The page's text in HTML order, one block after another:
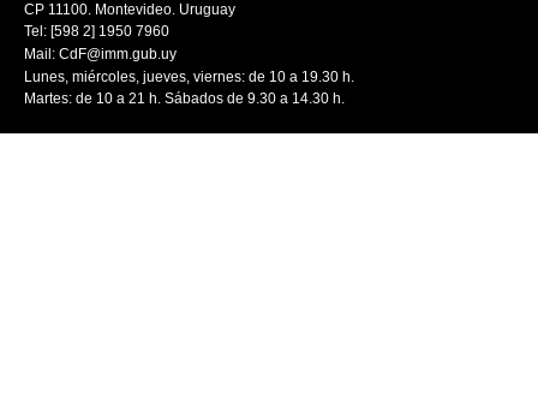
CP 11100. Montevideo. Uruguay
Tel: [598 2] 1950 7960
Mail: CdF@imm.gub.uy
Lunes, miércoles, jueves, viernes: de 10 a 19.30 h.
Martes: de 10 a 21 h. Sábados de 9.30 a 14.30 h.